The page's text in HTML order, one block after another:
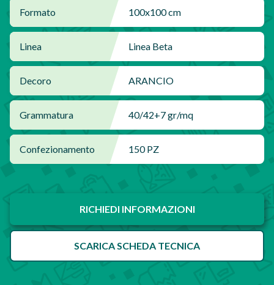
Formato 100x100 cm
Linea Linea Beta
Decoro ARANCIO
Grammatura 40/42+7 gr/mq
Confezionamento 150 PZ
RICHIEDI INFORMAZIONI
SCARICA SCHEDA TECNICA